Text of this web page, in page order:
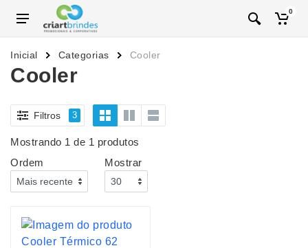
0
Inicial Categorias Cooler
Cooler
Filtros 3
Mostrando 1 de 1 produtos
Ordem
Mostrar